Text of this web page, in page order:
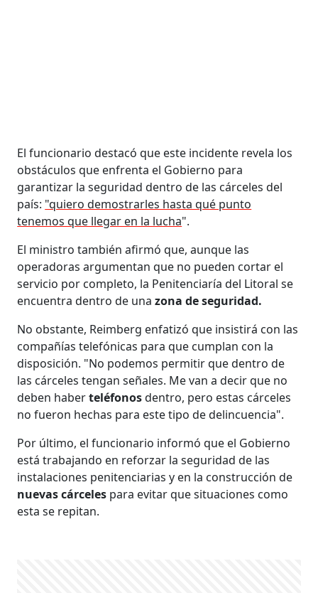
El funcionario destacó que este incidente revela los
obstáculos que enfrenta el Gobierno para
garantizar la seguridad dentro de las cárceles del
país: "quiero demostrarles hasta qué punto
tenemos que llegar en la lucha".
El ministro también afirmó que, aunque las
operadoras argumentan que no pueden cortar el
servicio por completo, la Penitenciaría del Litoral se
encuentra dentro de unazona de seguridad.
No obstante, Reimberg enfatizó que insistirá con las
compañías telefónicas para que cumplan con la
disposición. "No podemos permitir que dentro de
las cárceles tengan señales. Me van a decir que no
deben haberteléfonosdentro, pero estas cárceles
no fueron hechas para este tipo de delincuencia".
Por último, el funcionario informó que el Gobierno
está trabajando en reforzar la seguridad de las
instalaciones penitenciarias y en la construcción de
nuevas cárceles para evitar que situaciones como
esta se repitan.